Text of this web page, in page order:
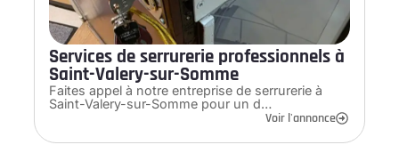
Services de serrurerie professionnels à
Saint-Valery-sur-Somme
Faites appel à notre entreprise de serrurerie à
Saint-Valery-sur-Somme pour un d…
Voir l'annonce